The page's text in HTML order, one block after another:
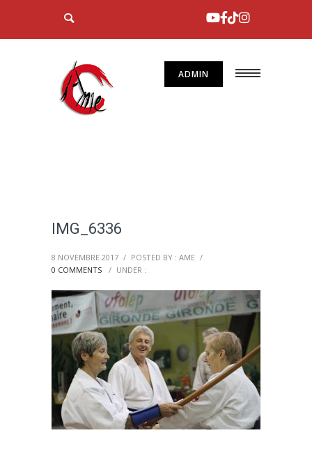
ADMIN
IMG_6336
8 NOVEMBRE 2017 / POSTED BY : AME /
0 COMMENTS
/ UNDER :